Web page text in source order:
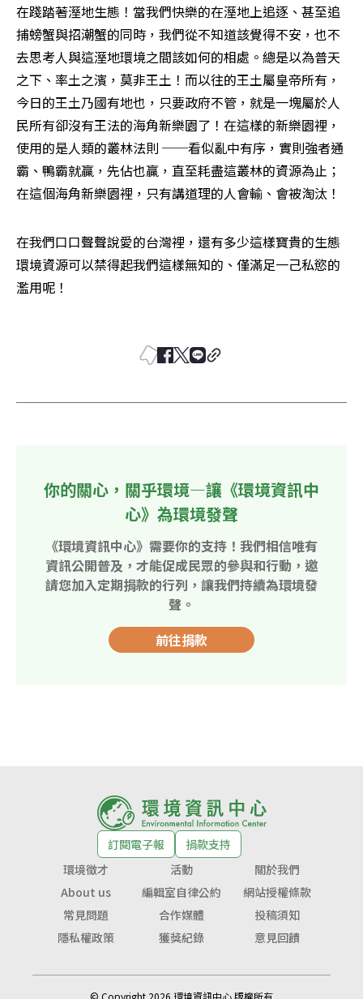
在踐踏著溼地生態！當我們快樂的在溼地上追逐、甚至追
捕螃蟹與招潮蟹的同時，我們從不知道該覺得不安，也不
去思考人與這溼地環境之間該如何的相處。總是以為普天
之下、率土之濱，莫非王土！而以往的王土屬皇帝所有，
今日的王土乃國有地也，只要政府不管，就是一塊屬於人
民所有卻沒有王法的海角新樂園了！在這樣的新樂園裡，
使用的是人類的叢林法則 ──看似亂中有序，實則強者通
霸、鴨霸就贏，先佔也贏，直至耗盡這叢林的資源為止；
在這個海角新樂園裡，只有講道理的人會輸、會被淘汰！
在我們口口聲聲說愛的台灣裡，還有多少這樣寶貴的生態
環境資源可以禁得起我們這樣無知的、僅滿足一己私慾的
濫用呢！
你的關心，關乎環境—讓《環境資訊中
心》為環境發聲
《環境資訊中心》需要你的支持！我們相信唯有
資訊公開普及，才能促成民眾的參與和行動，邀
請您加入定期捐款的行列，讓我們持續為環境發
聲。
前往捐款
訂閱電子報
捐款支持
環境徵才
活動
關於我們
About us
編輯室自律公約
網站授權條款
常見問題
合作媒體
投稿須知
隱私權政策
獲獎紀錄 意見回饋
© Copyright 2026 環境資訊中心 版權所有